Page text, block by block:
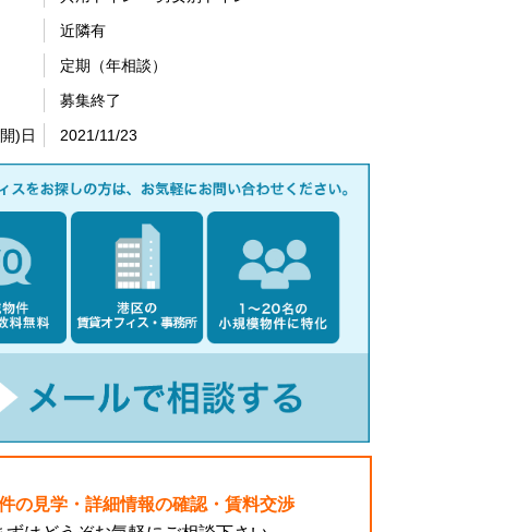
近隣有
定期（年相談）
募集終了
)日
2021/11/23
の見学・詳細情報の確認・賃料交渉